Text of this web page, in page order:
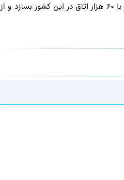
گردشگر در سال ۲۰۳۵، برنامه‌ریزی کرده تا آن زمان، بین ۳۵۰ تا ۳۷۰ هتل با ۶۰ هزار اتاق در این کشور بسازد و از